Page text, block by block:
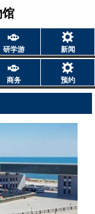
馆
研学游 新闻
商务 预约